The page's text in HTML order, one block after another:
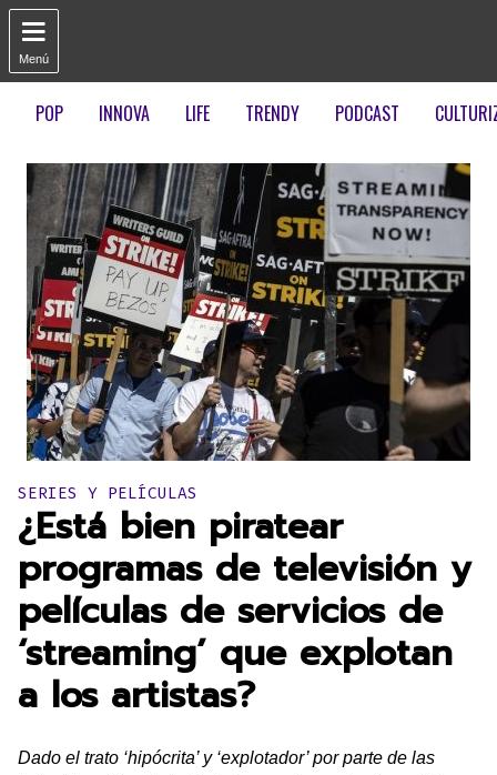

Menú
POP INNOVA LIFE TRENDY PODCAST
Publicado en:
SERIES Y PELÍCULAS
¿Está bien piratear
programas de televisión y
películas de servicios de
‘streaming’ que explotan
a los artistas?
Dado el trato ‘hipócrita’ y ‘explotador’ por parte de las